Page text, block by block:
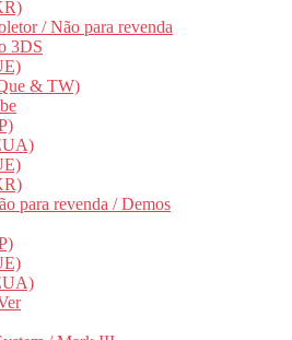
/ Não para revenda
3DS
& TW)
para revenda / Demos